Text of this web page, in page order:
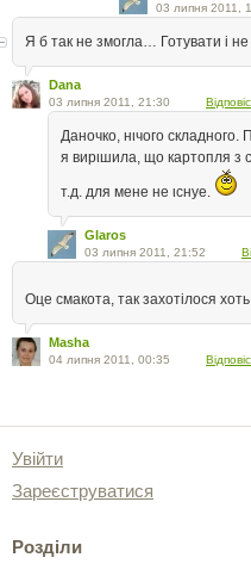
03 липня 2011,
Я б так не змогла… Готувати і
Dana
03 липня 2011, 21:30
Даночко, нιчого складного.
я вирιшила, що картопля з
т.д. для мене не ιснуе.
Glaros
03 липня 2011, 21:52
Оце смакота, так захотілося хоть
Masha
04 липня 2011, 00:35
Увійти
Зареєструватися
Розділи